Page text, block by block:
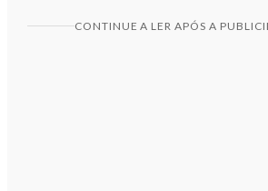
CONTINUE A LER APÓS A